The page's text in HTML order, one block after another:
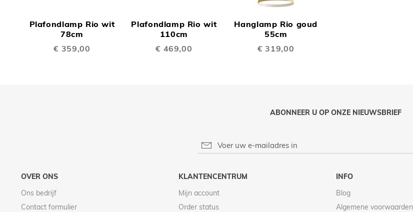
Plafondlamp Rio wit
78cm
€ 359,00
Plafondlamp Rio wit
110cm
€ 469,00
Hanglamp Rio goud
55cm
€ 319,00
ABONNEER U OP ONZE NIEUWSBRIEF
OVER ONS
Ons bedrijf
Contact formulier
KLANTENCENTRUM
Mijn account
Order status
INFO
Blog
Algemene voorwaarden